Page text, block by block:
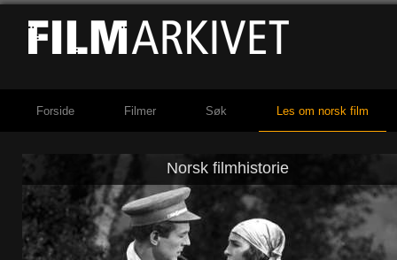
Forside Filmer Søk Les om norsk film
Norsk filmhistorie